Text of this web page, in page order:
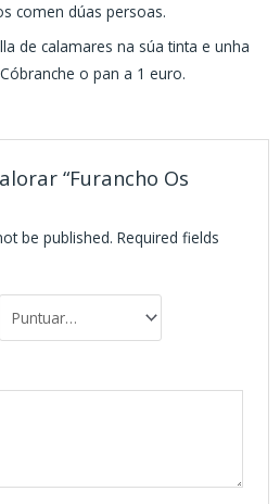
comen dúas persoas.
de calamares na súa tinta e unha
o pan a 1 euro.
“Furancho Os
be published. Required fields